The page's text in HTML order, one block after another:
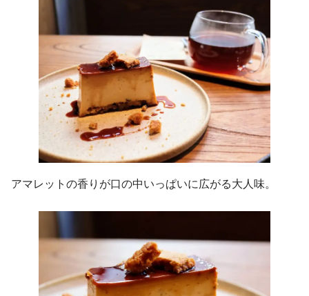
アマレットの香りが口の中いっぱいに広がる大人味。